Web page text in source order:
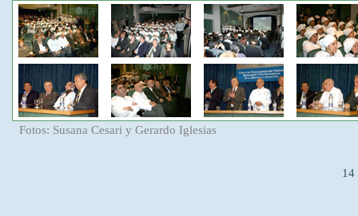
Fotos: Susana Cesari y Gerardo Iglesias
14